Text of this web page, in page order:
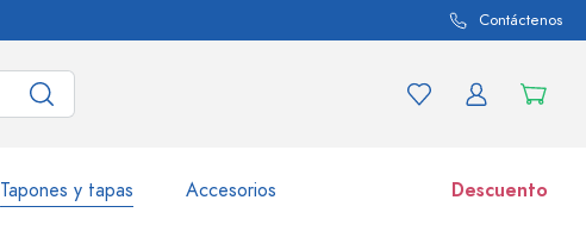
Contáctenos
Tapones y tapas Accesorios Descuento